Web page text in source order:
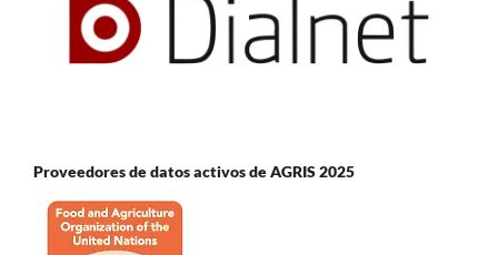
Proveedores de datos activos de AGRIS 2025